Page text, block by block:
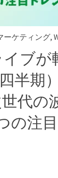
ーケティング,
ブが
半期
代の
の注